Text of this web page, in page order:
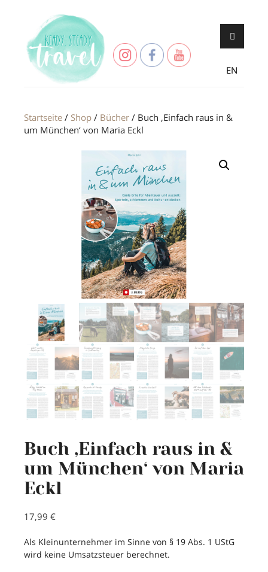
content
TRAVEL – blog
EN
Startseite / Shop / Bücher / Buch ‚Einfach raus in &
um München‘ von Maria Eckl
Buch ‚Einfach raus in &
um München‘ von Maria
Eckl
17,99 €
Als Kleinunternehmer im Sinne von § 19 Abs. 1 UStG
wird keine Umsatzsteuer berechnet.